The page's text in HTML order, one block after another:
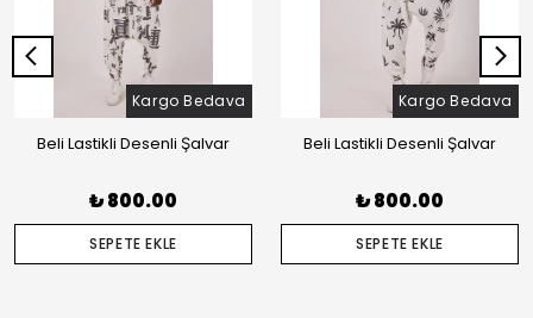
Kargo Bedava
Beli Lastikli Desenli Şalvar
₺ 800.00
SEPETE EKLE
Kargo Bedava
Beli Lastikli Desenli Şalvar
₺ 800.00
SEPETE EKLE